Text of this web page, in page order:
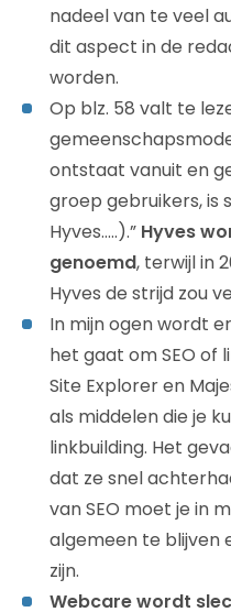
nadeel van te veel
dit aspect in de
worden.
Op blz. 58 valt te
ontstaat vanuit en
groep gebruikers, is
Hyves…..).” Hyves
genoemd, terwijl in
Hyves de strijd zou
In mijn ogen wordt er
het gaat om SEO of
Site Explorer en
als middelen die je
linkbuilding. Het
dat ze snel
van SEO moet je in
algemeen te blijven
zijn.
Webcare wordt